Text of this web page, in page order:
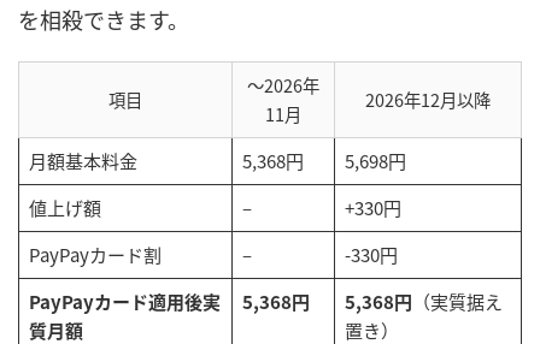
を相殺できます。
項目
〜2026年
11月
2026年12月以降
月額基本料金 5,368円
5,698円
値上げ額
–
+330円
PayPayカード割
–
-330円
PayPayカード適用後実
質月額
5,368円 5,368円 （実質据え
置き）